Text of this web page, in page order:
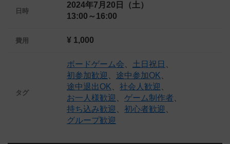
日時
2024年7月20日（土）
13:00～16:00
費用 ¥ 1,000
タグ
ボードゲーム会 土日祝日
初参加歓迎
途中参加OK
途中退出OK
社会人歓迎
お一人様歓迎
ゲーム制作者
持ち込み歓迎
初心者歓迎
グループ歓迎